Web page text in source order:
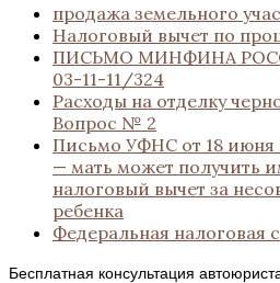
продажа земельного
Налоговый вычет по
ПИСЬМО МИНФИНА
03-11-11/324
Расходы на отделку
Вопрос № 2
Письмо УФНС от 18 июня
— мать может получить
налоговый вычет за
ребенка
Федеральная налоговая
Бесплатная консультация